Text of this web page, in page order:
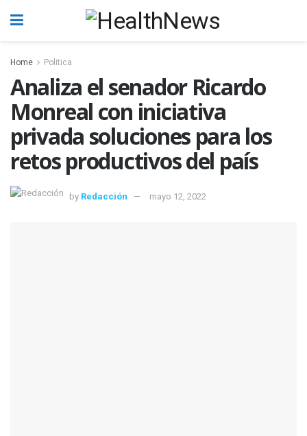
Home Politica
Analiza el senador Ricardo
Monreal con iniciativa
privada soluciones para los
retos productivos del país
by Redacción mayo 12, 2022